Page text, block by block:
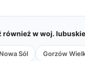
również w woj.
Nowa Sól Gorzów